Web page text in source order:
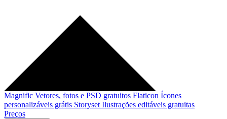
Magnific Vetores, fotos e PSD gratuitos Flaticon Ícones
personalizáveis grátis Storyset Ilustrações editáveis gratuitas
Preços